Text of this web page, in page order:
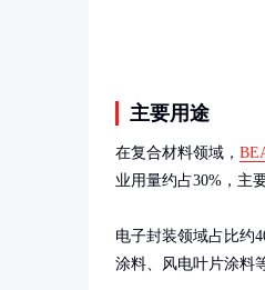
主要用途
在复合材料领域，
业用量约占30%，主
电子封装领域占比约
涂料、风电叶片涂料